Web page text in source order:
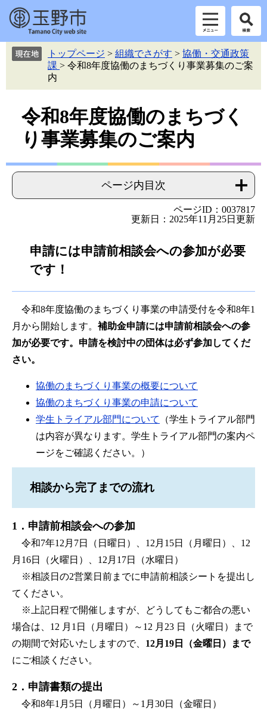
本
トップページ > 組織でさがす > 協働・交通政策
課 > 令和8年度協働のまちづくり事業募集のご案
内
令和8年度協働のまちづく
り事業募集のご案内
ページ内目次
ページID：0037817
更新日：2025年11月25日更新
申請には申請前相談会への参加が必要
です！
令和8年度協働のまちづくり事業の申請受付を令和8年1
月から開始します。 補助金申請には申請前相談会への参
加が必要です。申請を検討中の団体は必ず参加してくだ
さい。
協働のまちづくり事業の概要について
協働のまちづくり事業の申請について
学生トライアル部門について
（学生トライアル部門
は内容が異なります。学生トライアル部門の案内ペ
ージをご確認ください。）
相談から完了までの流れ
1．申請前相談会への参加
令和7年12月7日（日曜日）、12月15日（月曜日）、12
月16日（火曜日）、12月17日（水曜日）
※相談日の2営業日前までに申請前相談シートを提出し
てください。
※上記日程で開催しますが、どうしてもご都合の悪い
場合は、12 月1日（月曜日）～12 月23 日（火曜日）まで
の期間で対応いたしますので、 12月19日（金曜日）まで
にご相談ください。
2．申請書類の提出
令和8年1月5日（月曜日）～1月30日（金曜日）